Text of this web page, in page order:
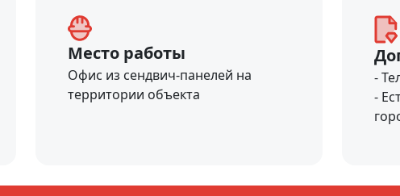
Место работы
Офис из сендвич-панелей на
территории объекта
-
-